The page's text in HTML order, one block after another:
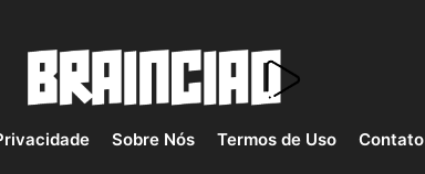
Sobre Nós Termos de Uso Contato